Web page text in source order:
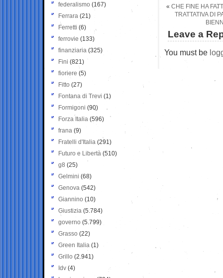
« CHE FINE HA
TRATTATIVA DI
Leave a
You must be
federalismo (167)
Ferrara (21)
Ferretti (6)
ferrovie (133)
finanziaria (325)
Fini (821)
fioriere (5)
Fitto (27)
Fontana di Trevi (1)
Formigoni (90)
Forza Italia (596)
frana (9)
Fratelli d'Italia (291)
Futuro e Libertà (510)
g8 (25)
Gelmini (68)
Genova (542)
Giannino (10)
Giustizia (5.784)
governo (5.799)
Grasso (22)
Green Italia (1)
Grillo (2.941)
Idv (4)